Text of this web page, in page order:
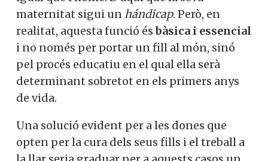
maternitat sigui un hándicap. Però, en
realitat, aquesta funció ésbàsica i essencial
i no només per portar un fill al món, sinó
pel procés educatiu en el qual ella serà
determinant sobretot en els primers anys
de vida.
Una solució evident per a les dones que
opten per la cura dels seus fills i el treball a